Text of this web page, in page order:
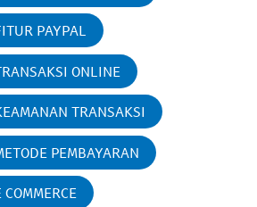
PAYPAL
ONLINE
TRANSAKSI
PEMBAYARAN
COMMERCE